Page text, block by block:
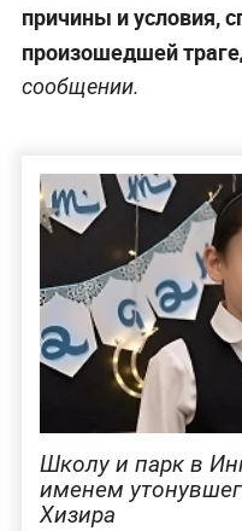
причины и условия,
произошедшей
сообщении.
Школу и парк в
именем
Хизира